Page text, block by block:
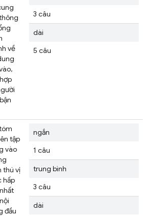
về
3 câu
dài
5 câu
tập
vào
thú vị
hấp
đầu
ngắn
1 câu
trung bình
3 câu
dài